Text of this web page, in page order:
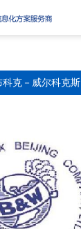
科克－威尔科克斯